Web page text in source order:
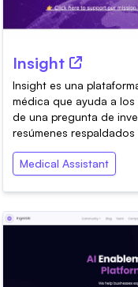
Insight
Insight es una
médica que ayuda a
de una pregunta de
resúmenes
Medical Assistant